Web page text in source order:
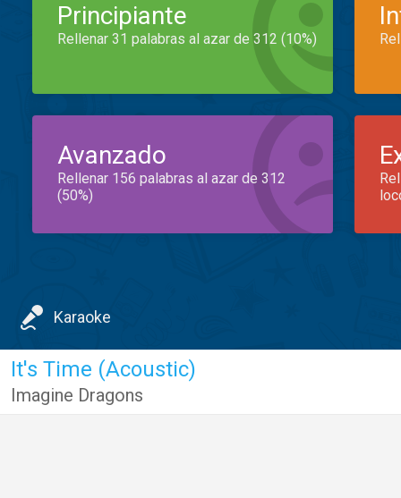
Principiante
Rellenar 31 palabras al azar de 312 (10%)
Avanzado
Rellenar 156 palabras al azar de 312
(50%)
Karaoke
It's Time (Acoustic)
Imagine Dragons